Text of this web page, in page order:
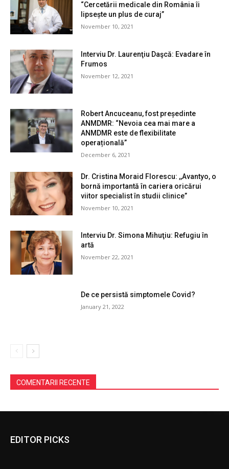
“Cercetării medicale din România îi
lipsește un plus de curaj”
November 10, 2021
Interviu Dr. Laurenţiu Daşcă: Evadare în
Frumos
November 12, 2021
Robert Ancuceanu, fost președinte
ANMDMR: “Nevoia cea mai mare a
ANMDMR este de flexibilitate
operațională”
December 6, 2021
Dr. Cristina Moraid Florescu: ,,Avantyo, o
bornă importantă în cariera oricărui
viitor specialist în studii clinice”
November 10, 2021
Interviu Dr. Simona Mihuţiu: Refugiu în
artă
November 22, 2021
De ce persistă simptomele Covid?
January 21, 2022
COMENTARII RECENTE
EDITOR PICKS